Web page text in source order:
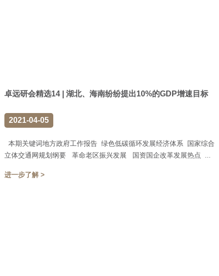
卓远研会精选14 | 湖北、海南纷纷提出10%的GDP增速目标
2021-04-05
本期关键词地方政府工作报告 绿色低碳循环发展经济体系 国家综合
立体交通网规划纲要 革命老区振兴发展 国资国企改革发展热点 ...
进一步了解 >